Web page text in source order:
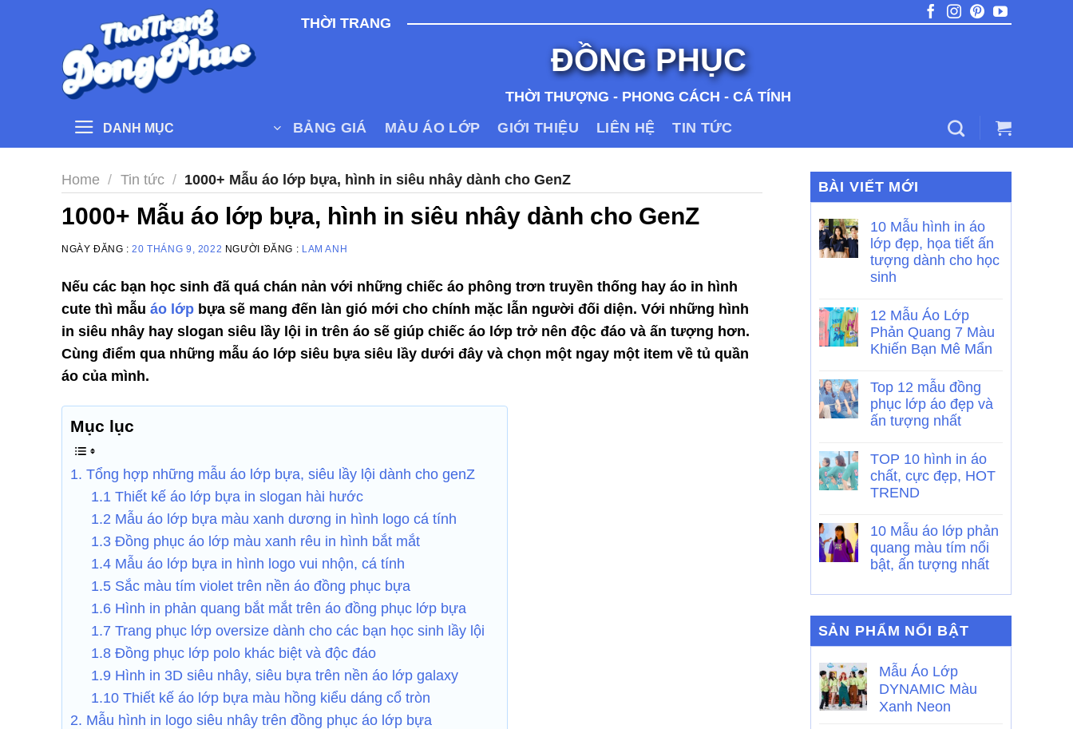
THỜI TRANG
ĐỒNG PHỤC
THỜI THƯỢNG - PHONG CÁCH - CÁ TÍNH
DANH MỤC BẢNG GIÁ MÀU ÁO LỚP GIỚI THIỆU LIÊN HỆ TIN TỨC
Home / Tin tức / 1000+ Mẫu áo lớp bựa, hình in siêu nhây dành cho GenZ
1000+ Mẫu áo lớp bựa, hình in siêu nhây dành cho GenZ
NGÀY ĐĂNG :20 THÁNG 9, 2022 NGƯỜI ĐĂNG : LAM ANH
Nếu các bạn học sinh đã quá chán nản với những chiếc áo phông trơn truyền thống hay áo in hình
cute thì mẫu áo lớp bựa sẽ mang đến làn gió mới cho chính mặc lẫn người đối diện. Với những hình
in siêu nhây hay slogan siêu lầy lội in trên áo sẽ giúp chiếc áo lớp trở nên độc đáo và ấn tượng hơn.
Cùng điểm qua những mẫu áo lớp siêu bựa siêu lầy dưới đây và chọn một ngay một item về tủ quần
áo của mình.
Mục lục
1. Tổng hợp những mẫu áo lớp bựa, siêu lầy lội dành cho genZ
1.1 Thiết kế áo lớp bựa in slogan hài hước
1.2 Mẫu áo lớp bựa màu xanh dương in hình logo cá tính
1.3 Đồng phục áo lớp màu xanh rêu in hình bắt mắt
1.4 Mẫu áo lớp bựa in hình logo vui nhộn, cá tính
1.5 Sắc màu tím violet trên nền áo đồng phục bựa
1.6 Hình in phản quang bắt mắt trên áo đồng phục lớp bựa
1.7 Trang phục lớp oversize dành cho các bạn học sinh lầy lội
1.8 Đồng phục lớp polo khác biệt và độc đáo
1.9 Hình in 3D siêu nhây, siêu bựa trên nền áo lớp galaxy
1.10 Thiết kế áo lớp bựa màu hồng kiểu dáng cổ tròn
2. Mẫu hình in logo siêu nhây trên đồng phục áo lớp bựa
BÀI VIẾT MỚI
10 Mẫu hình in áo
lớp đẹp, họa tiết ấn
tượng dành cho học
sinh
12 Mẫu Áo Lớp
Phản Quang 7 Màu
Khiến Bạn Mê Mẩn
Top 12 mẫu đồng
phục lớp áo đẹp và
ấn tượng nhất
TOP 10 hình in áo
chất, cực đẹp, HOT
TREND
10 Mẫu áo lớp phản
quang màu tím nổi
bật, ấn tượng nhất
SẢN PHẨM NỔI BẬT
Mẫu Áo Lớp
DYNAMIC Màu
Xanh Neon